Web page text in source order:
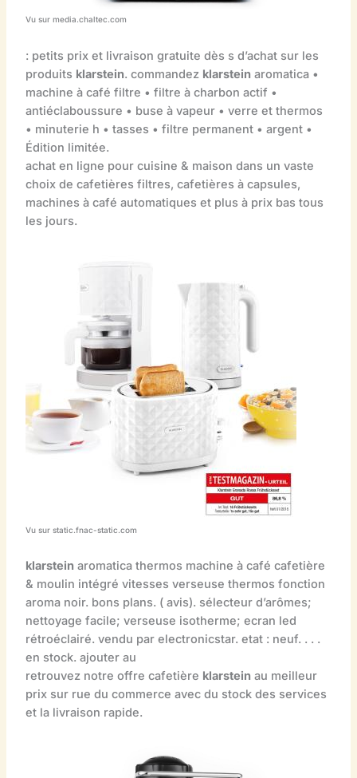
Vu sur media.chaltec.com
: petits prix et livraison gratuite dès s d’achat sur les
produits klarstein. commandez klarstein aromatica •
machine à café filtre • filtre à charbon actif •
antiéclaboussure • buse à vapeur • verre et thermos
• minuterie h • tasses • filtre permanent • argent •
Édition limitée.
achat en ligne pour cuisine & maison dans un vaste
choix de cafetières filtres, cafetières à capsules,
machines à café automatiques et plus à prix bas tous
les jours.
Vu sur static.fnac-static.com
klarstein aromatica thermos machine à café cafetière
& moulin intégré vitesses verseuse thermos fonction
aroma noir. bons plans. ( avis). sélecteur d’arômes;
nettoyage facile; verseuse isotherme; ecran led
rétroéclairé. vendu par electronicstar. etat : neuf. . . .
en stock. ajouter au
retrouvez notre offre cafetière klarstein au meilleur
prix sur rue du commerce avec du stock des services
et la livraison rapide.